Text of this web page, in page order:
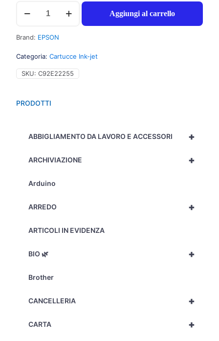
PRODOTTI
+
ABBIGLIAMENTO DA LAVORO E ACCESSORI
+
ARCHIVIAZIONE
Arduino
+
ARREDO
ARTICOLI IN EVIDENZA
+
BIO 🌿
Brother
+
CANCELLERIA
+
CARTA
Epson
T1591
XL
Cartuccia
inchiostro
foto
per
STYLUS
2000
C92E22255
Aggiungi al carrello
Brand: EPSON
Categoria: Cartucce Ink-jet
SKU: C92E22255